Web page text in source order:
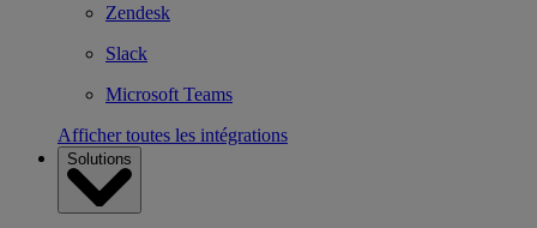
Zendesk
Slack
Microsoft Teams
Afficher toutes les intégrations
Solutions